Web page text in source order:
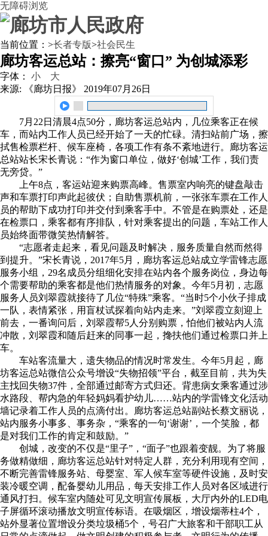
无障碍浏览
当前位置： >长者专版>社会民生
廊坊客运总站：擦亮“窗口” 为创城添彩
字体： 小
大
来源: 《廊坊日报》
2019年07月26日
7月22日清晨4点50分，廊坊客运总站内，几位乘客正在候
车，而站内工作人员已经开始了一天的忙碌。清扫站前广场，擦
拭售检票栏杆、候车座椅，各项工作有条不紊地进行。廊坊客运
总站站长宋长青说：“作为窗口单位，做好‘创城’工作，我们责
无旁贷。”
上午8点，客运站迎来购票高峰。售票室内响亮的键盘敲击
声和车票打印声此起彼伏；自助售票机前，一张张车票在工作人
员的帮助下成功打印并交付到乘客手中。不管是在购票处，还是
在检票口，乘客都有序排队，针对乘客提出的问题，车站工作人
员始终面带微笑热情解答。
“志愿者走起来，看见问题及时解决，服务质量自然而然得
到提升。”宋长青说，2017年5月，廊坊客运总站成立学雷锋志愿
服务小组，29名成员分组细化安排在站内各个服务岗位，身边每
个需要帮助的乘客都是他们热情服务的对象。今年5月初，志愿
服务人员刘翠霞就接待了几位“特殊”乘客。“当时5个小伙子排成
一队，表情紧张，用盲杖试探着向站内走来。”刘翠霞立刻迎上
前去，一番询问后，刘翠霞帮5人分别购票，怕他们被站内人流
冲散，刘翠霞和随后赶来的同事一起，搀扶他们通过检票口并上
车。
车站客流量大，遗失物品的情况时常发生。今年5月起，廊
坊客运总站微信公众号增设“失物招领”平台，截至目前，共为失
主找回失物37件，全部通过邮寄方式归还。背患病女乘客通过涉
水路段、帮内急的年轻妈妈看护幼儿……站内的学雷锋文化活动
墙记录着工作人员的点滴付出。廊坊客运总站副站长蔡文丽说，
站内服务小事多、事务杂，“乘客的一句‘谢谢’，一个笑脸，都
是对我们工作的肯定和鼓励。”
创城，改变的不仅是“里子”，“面子”也跟着变靓。为了将服
务做精做细，廊坊客运总站针对特定人群，充分利用现有空间，
不断完善雷锋服务站、母婴室、军人候车室等硬件设施，及时安
装冷暖空调，配备婴幼儿用品，每天安排工作人员对各区域进行
通风打扫。候车室内随处可见文明宣传展板，大厅内外的LED电
子屏循环滚动播放文明宣传标语。在吸烟区，增设烟蒂柱4个，
站外显著位置增设分类垃圾桶5个，号召广大旅客和干部职工从